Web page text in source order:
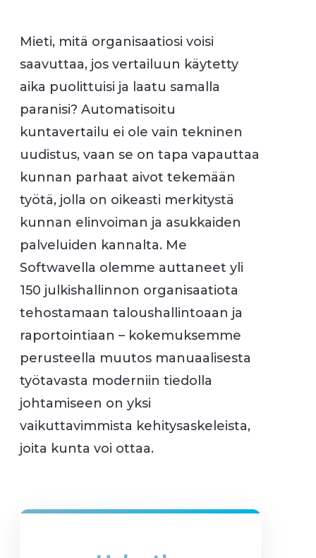
Mieti, mitä organisaatiosi voisi
saavuttaa, jos vertailuun käytetty
aika puolittuisi ja laatu samalla
paranisi? Automatisoitu
kuntavertailu ei ole vain tekninen
uudistus, vaan se on tapa vapauttaa
kunnan parhaat aivot tekemään
työtä, jolla on oikeasti merkitystä
kunnan elinvoiman ja asukkaiden
palveluiden kannalta. Me
Softwavella olemme auttaneet yli
150 julkishallinnon organisaatiota
tehostamaan taloushallintoaan ja
raportointiaan – kokemuksemme
perusteella muutos manuaalisesta
työtavasta moderniin tiedolla
johtamiseen on yksi
vaikuttavimmista kehitysaskeleista,
joita kunta voi ottaa.